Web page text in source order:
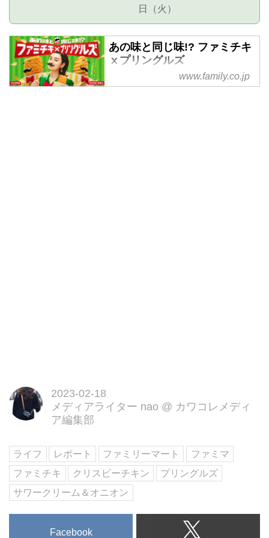
日（火）
あの味と同じ味!? ファミチキ
ⅹプリングルズ
ポテトチップスの代表ブランド
www.family.co.jp
2023-02-18
メディアライター nao @ カワコレメディ
ア編集部
ライフ レポート ファミリーマート
ファミマ
ファミチキ
クリスピーチキン
プリングルズ
サワークリーム＆オニオン
Facebook